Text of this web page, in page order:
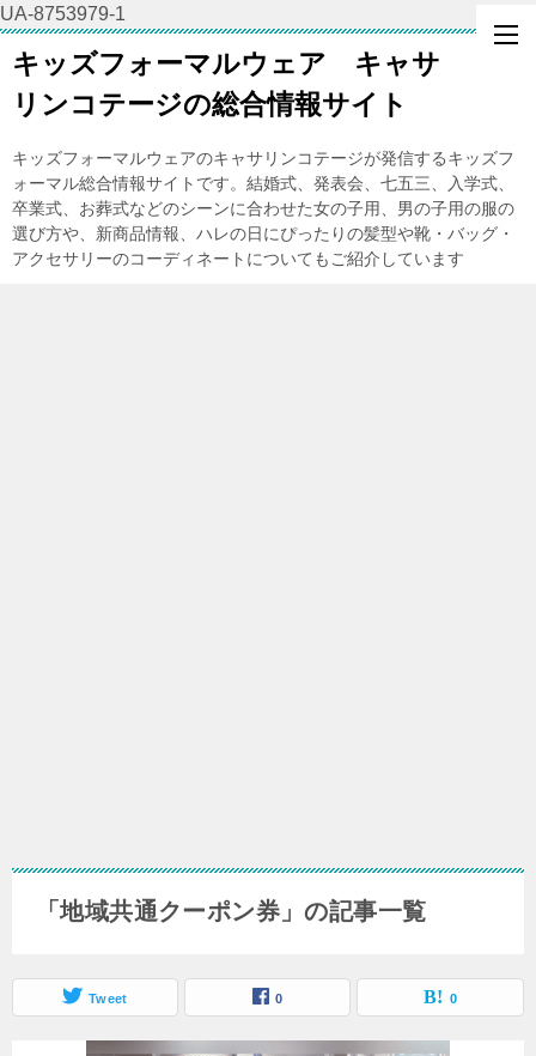
UA-8753979-1
キッズフォーマルウェア キャサ
リンコテージの総合情報サイト
キッズフォーマルウェアのキャサリンコテージが発信するキッズフ
ォーマル総合情報サイトです。結婚式、発表会、七五三、入学式、
卒業式、お葬式などのシーンに合わせた女の子用、男の子用の服の
選び方や、新商品情報、ハレの日にぴったりの髪型や靴・バッグ・
アクセサリーのコーディネートについてもご紹介しています
「地域共通クーポン券」の記事一覧
Tweet 0 0